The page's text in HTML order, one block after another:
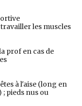
les muscles
prof en cas de
à l'aise (long en
pieds nus ou